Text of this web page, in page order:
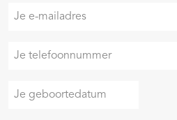
Je
(Vereist)
Je
Je
geboortedatum
DD